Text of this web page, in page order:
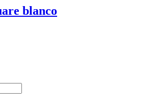
blanco